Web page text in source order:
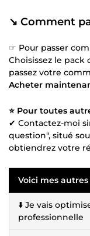
↘️ Comment
☞ Pour passer
Choisissez le pack
passez votre
Acheter
⭐ Pour toutes
✔ Contactez-moi
question", situé
obtiendrez votre
Voici mes autres
⬇️ Je vais
professionnelle